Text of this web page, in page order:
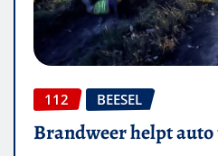
112 BEESEL
Brandweer helpt